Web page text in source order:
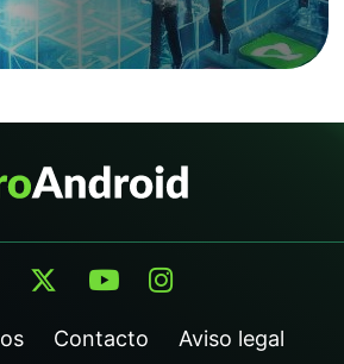
Contacto Aviso legal